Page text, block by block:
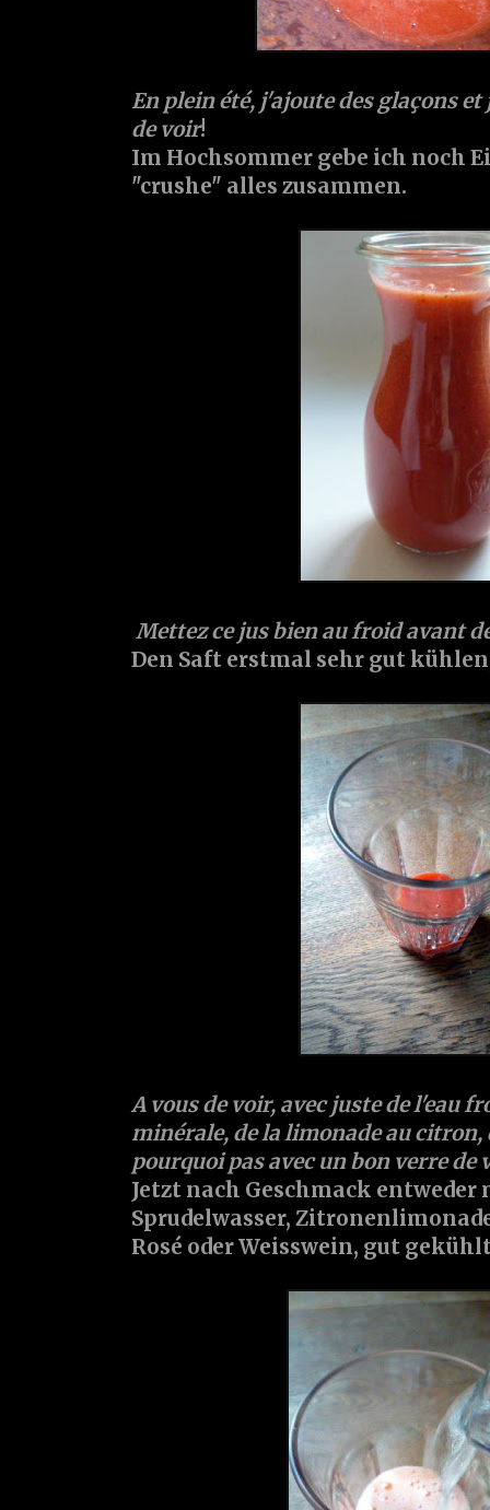
En plein été, j'ajoute des glaçons
de voir!
Im Hochsommer gebe ich noch
"crushe" alles zusammen.
Mettez ce jus bien au froid avant
Den Saft erstmal sehr gut
A vous de voir, avec juste de l'eau
minérale, de la limonade au
pourquoi pas avec un bon verre de
Jetzt nach Geschmack entweder
Sprudelwasser,
Rosé oder Weisswein, gut